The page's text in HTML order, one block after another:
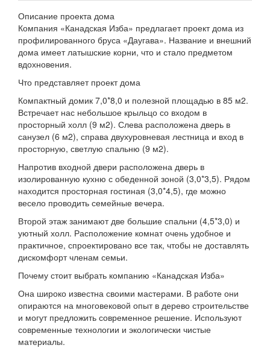
Описание проекта дома
Компания «Канадская Изба» предлагает проект дома из
профилированного бруса «Даугава». Название и внешний
дома имеет латышские корни, что и стало предметом
вдохновения.
Что представляет проект дома
Компактный домик 7,0*8,0 и полезной площадью в 85 м2.
Встречает нас небольшое крыльцо со входом в
просторный холл (9 м2). Слева расположена дверь в
санузел (6 м2), справа двухуровневая лестница и вход в
просторную, светлую спальню (9 м2).
Напротив входной двери расположена дверь в
изолированную кухню с обеденной зоной (3,0*3,5). Рядом
находится просторная гостиная (3,0*4,5), где можно
весело проводить семейные вечера.
Второй этаж занимают две большие спальни (4,5*3,0) и
уютный холл. Расположение комнат очень удобное и
практичное, спроектировано все так, чтобы не доставлять
дискомфорт членам семьи.
Почему стоит выбрать компанию «Канадская Изба»
Она широко известна своими мастерами. В работе они
опираются на многовековой опыт в дерево строительстве
и могут предложить современное решение. Используют
современные технологии и экологически чистые
материалы.